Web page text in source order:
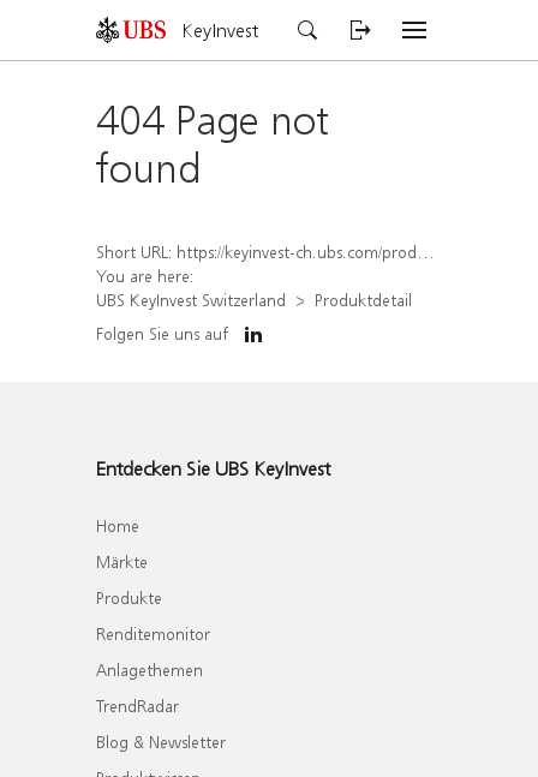
KeyInvest
404 Page not
found
Short URL: https://keyinvest-ch.ubs.com/produkt/detail/index/isin/CH1564519234
You are here:
UBS KeyInvest Switzerland
Produktdetail
Folgen Sie uns auf
Entdecken Sie UBS KeyInvest
Home
Märkte
Produkte
Renditemonitor
Anlagethemen
TrendRadar
Blog & Newsletter